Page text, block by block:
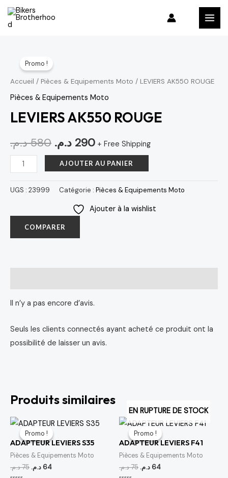
Aller
Promo !
Accueil / Pièces & Equipements Moto / LEVIERS AK550 ROUGE
Pièces & Equipements Moto
LEVIERS AK550 ROUGE
580 د.م.
prix
initial
était :
580 د.م..
290 د.م.
prix
actuel
est :
+ Free Shipping
LEVIERS
AK550
AJOUTER AU PANIER
UGS : 23999 Catégorie : Pièces & Equipements Moto
Ajouter à la wishlist
COMPARER
Il n’y a pas encore d’avis.
Seuls les clients connectés ayant acheté ce produit ont la
possibilité de laisser un avis.
Produits similaires
Promo !
Promo !
ADAPTEUR LEVIERS S35
Pièces & Equipements Moto
75د.م.
Le
initial
était :
75 د.م..
64 د.م.
Le
actuel
est :
64 د.م..
Promo !
EN RUPTURE DE STOCK
Promo !
ADAPTEUR LEVIERS F41
Pièces & Equipements Moto
75د.م.
Le
initial
était :
75 د.م..
64 د.م.
Le
actuel
est :
64 د.م..